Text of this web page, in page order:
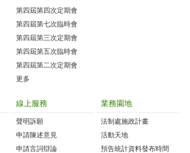
第四屆第四次定期會
第四屆第七次臨時會
第四屆第三次定期會
第四屆第五次臨時會
第四屆第二次定期會
更多
線上服務
聲明訴願
申請陳述意見
申請言詞辯論
業務園地
法制處施政計畫
活動天地
預告統計資料發布時間